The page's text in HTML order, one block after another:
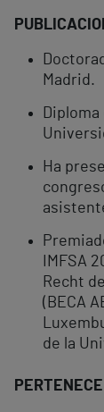
Madrid.
Ha
IMFSA
Recht
(BECA
de la